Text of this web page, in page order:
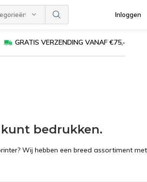
Inloggen
GRATIS VERZENDING VANAF €75,-
bedrukken.
Wij hebben een breed assortiment